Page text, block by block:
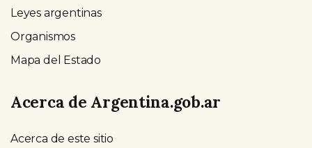
Leyes argentinas
Organismos
Mapa del Estado
Acerca de Argentina.gob.ar
Acerca de este sitio